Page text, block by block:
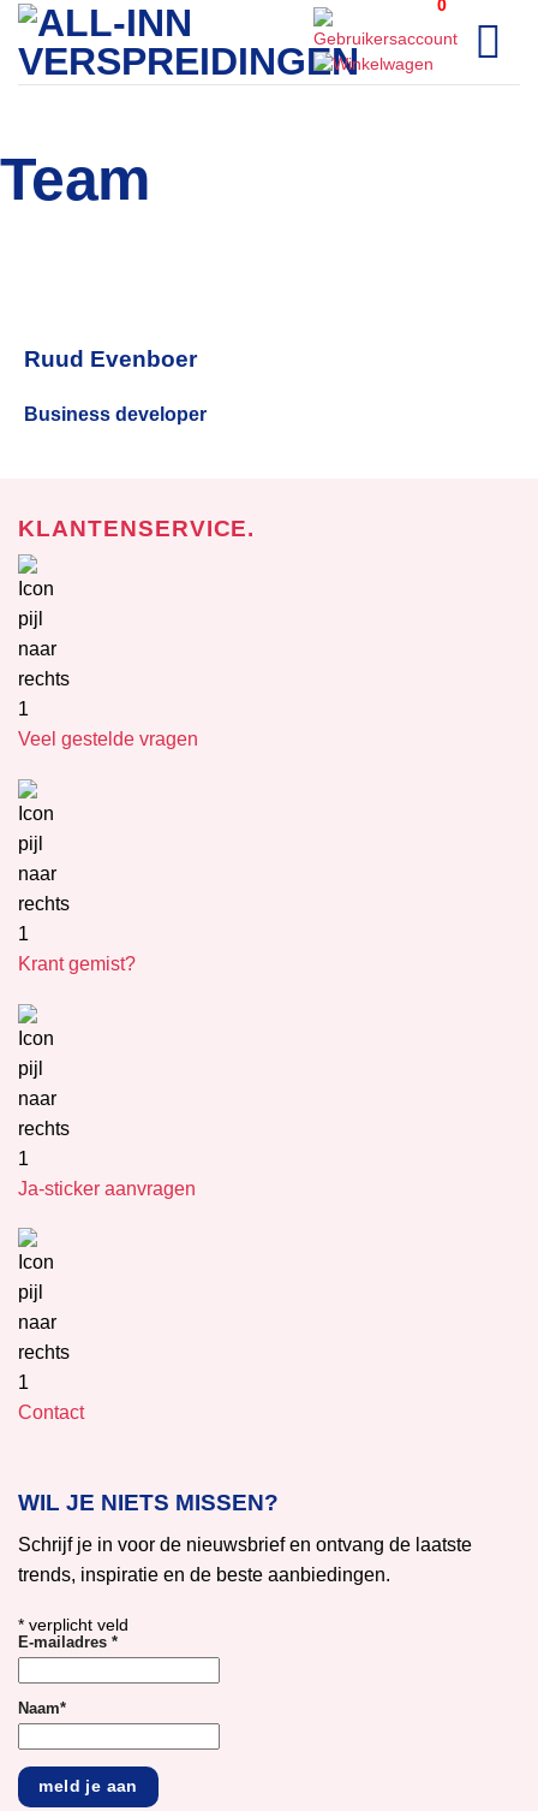
Ga
naar
inhoud
0
Team
Ruud Evenboer
Business developer
KLANTENSERVICE.
Veel gestelde vragen
Krant gemist?
Ja-sticker aanvragen
Contact
WIL JE NIETS MISSEN?
Schrijf je in voor de nieuwsbrief en ontvang de laatste
trends, inspiratie en de beste aanbiedingen.
* verplicht veld
E-mailadres *
Naam*